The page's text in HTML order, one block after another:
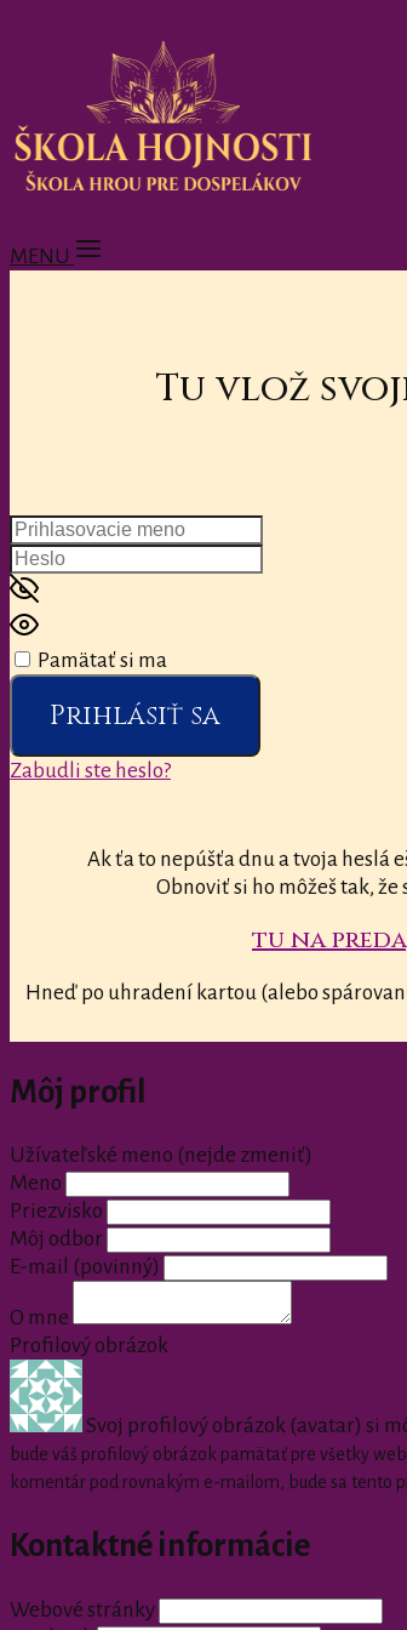
MENU
Tu vlož
Pamätať si ma
Prihlásiť sa
Zabudli ste heslo?
Ak ťa to nepúšťa dnu a tvoja heslá
Obnoviť si ho môžeš tak,
tu na
Hneď po uhradení kartou (alebo
Môj profil
Užívateľské meno (nejde zmeniť)
Meno
Priezvisko
Môj odbor
E-mail
(povinný)
O mne
Profilový obrázok
Svoj profilový obrázok (avatar) si
bude váš profilový obrázok pamätať pre všetky
komentár pod rovnakým e-mailom, bude sa tento
Kontaktné informácie
Webové stránky